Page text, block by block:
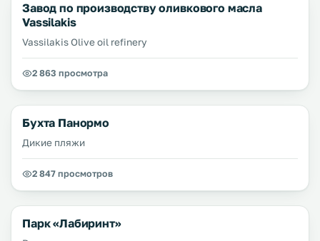
Завод по производству оливкового масла
Vassilakis
Vassilakis Olive oil refinery
2 863 просмотра
Бухта Панормо
Дикие пляжи
2 847 просмотров
Парк «Лабиринт»